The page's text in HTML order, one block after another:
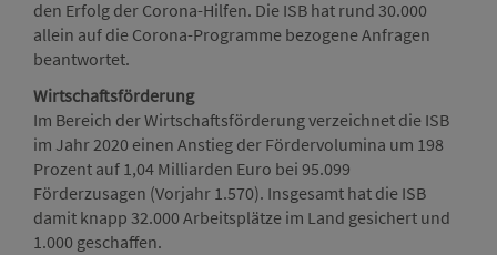
den Erfolg der Corona-Hilfen. Die ISB hat rund 30.000
allein auf die Corona-Programme bezogene Anfragen
beantwortet.
Wirtschaftsförderung
Im Bereich der Wirtschaftsförderung verzeichnet die ISB
im Jahr 2020 einen Anstieg der Fördervolumina um 198
Prozent auf 1,04 Milliarden Euro bei 95.099
Förderzusagen (Vorjahr 1.570). Insgesamt hat die ISB
damit knapp 32.000 Arbeitsplätze im Land gesichert und
1.000 geschaffen.